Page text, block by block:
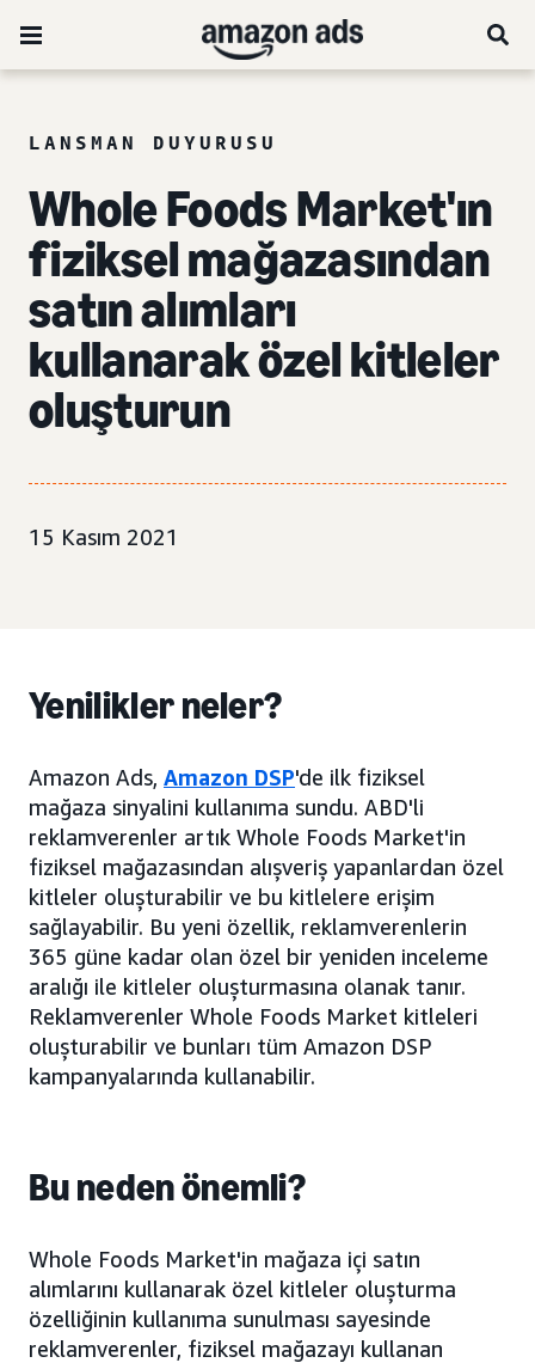
LANSMAN DUYURUSU
Whole Foods Market'ın
fiziksel mağazasından
satın alımları
kullanarak özel kitleler
oluşturun
15 Kasım 2021
Yenilikler neler?
Amazon Ads, Amazon DSP'de ilk fiziksel
mağaza sinyalini kullanıma sundu. ABD'li
reklamverenler artık Whole Foods Market'in
fiziksel mağazasından alışveriş yapanlardan özel
kitleler oluşturabilir ve bu kitlelere erişim
sağlayabilir. Bu yeni özellik, reklamverenlerin
365 güne kadar olan özel bir yeniden inceleme
aralığı ile kitleler oluşturmasına olanak tanır.
Reklamverenler Whole Foods Market kitleleri
oluşturabilir ve bunları tüm Amazon DSP
kampanyalarında kullanabilir.
Bu neden önemli?
Whole Foods Market'in mağaza içi satın
alımlarını kullanarak özel kitleler oluşturma
özelliğinin kullanıma sunulması sayesinde
reklamverenler, fiziksel mağazayı kullanan